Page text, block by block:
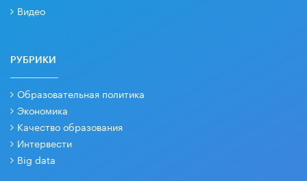
Видео
РУБРИКИ
Образовательная политика
Экономика
Качество образования
Интервести
Big data